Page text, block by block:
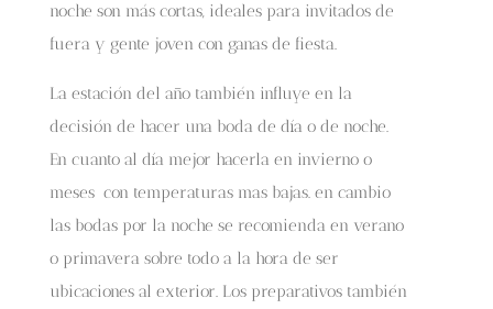
noche son más cortas, ideales para invitados de
fuera y gente joven con ganas de fiesta.
La estación del año también influye en la
decisión de hacer una boda de día o de noche.
En cuanto al día mejor hacerla en invierno o
meses con temperaturas mas bajas. en cambio
las bodas por la noche se recomienda en verano
o primavera sobre todo a la hora de ser
ubicaciones al exterior. Los preparativos también